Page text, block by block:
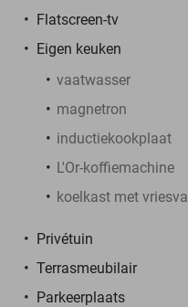
Flatscreen-tv
Eigen keuken
vaatwasser
magnetron
inductiekookplaat
L'Or-koffiemachine
koelkast met
Privétuin
Terrasmeubilair
Parkeerplaats